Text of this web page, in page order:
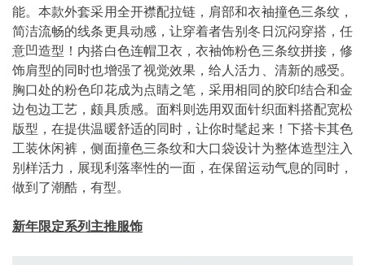
能。本款外套采用全开襟配拉链，肩部和衣袖撞色三条纹，
简洁流畅的线条更具动感，让穿着者告别冬日沉闷穿搭，任
意凹造型！内搭白色连帽卫衣，衣袖饰粉色三条纹拼接，修
饰肩型的同时也增强了视觉效果，给人活力、清新的感受。
胸口处的粉色印花成为点睛之笔，采用相同的胶印结合和金
边包边工艺，颇具质感。面料则选用双面针织面料搭配宽松
版型，在提供温暖舒适的同时，让你时髦起来！下搭卡其色
工装休闲裤，侧面撞色三条纹和大口袋设计为整体造型注入
别样活力，展现利落率性的一面，在保留运动气息的同时，
做到了潮酷，有型。
新年限定系列主推服饰